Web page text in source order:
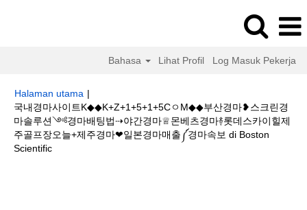
Bahasa Lihat Profil Log Masuk Pekerja
Halaman utama |
국내경마사이트K◆◆K+Z+1+5+1+5CㅇM◆◆부산경마❥스크린경
마솔루션༺경마배팅법⇢야간경마♕몬베츠경마࿈롯데스카이힐제
주골프장오늘+제주경마❤일본경마매출༼경마속보 di Boston
Scientific(halaman